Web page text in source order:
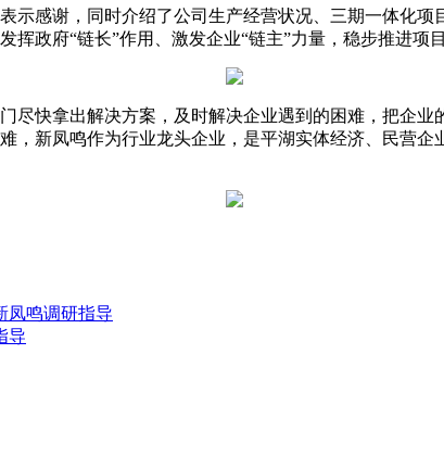
示感谢，同时介绍了公司生产经营状况、三期一体化
政府“链长”作用、激发企业“链主”力量，稳步推进项
尽快拿出解决方案，及时解决企业遇到的困难，把企
，新凤鸣作为行业龙头企业，是平湖实体经济、民营
凤鸣调研指导
导